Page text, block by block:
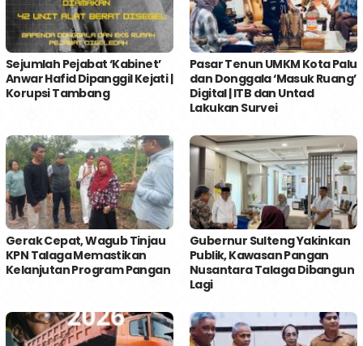
Sejumlah Pejabat ‘Kabinet’
Anwar Hafid Dipanggil Kejati |
Korupsi Tambang
Pasar Tenun UMKM Kota Palu
dan Donggala ‘Masuk Ruang’
Digital | ITB dan Untad
Lakukan Survei
Gerak Cepat, Wagub Tinjau
KPN Talaga Memastikan
Kelanjutan Program Pangan
Gubernur Sulteng Yakinkan
Publik, Kawasan Pangan
Nusantara Talaga Dibangun
Lagi